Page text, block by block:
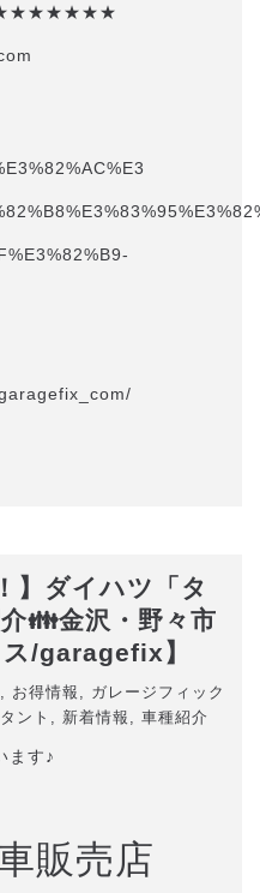
】ダイハツ「タ
👪金沢・野々市
ス/garagefix】
, お得情報 , ガレージフィック
タント , 新着情報 , 車種紹介
ます♪
販売店